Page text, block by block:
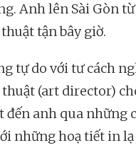
Anh lên Sài Gòn
tận bây giờ.
tự do với tư cách
(art director)
đến anh qua những
những hoạ tiết in